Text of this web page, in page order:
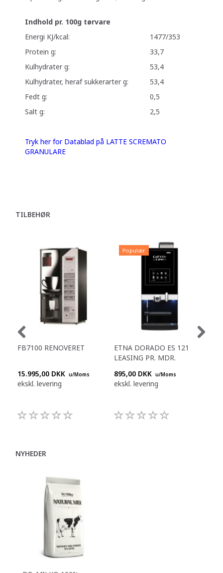
Indhold pr. 100g tørvare
Energi KJ/kcal:
1477/353
Protein g:
33,7
Kulhydrater g:
53,4
Kulhydrater, heraf sukkerarter g:
53,4
Fedt g:
0,5
Salt g:
2,5
Tryk her for Datablad på LATTE SCREMATO
GRANULARE
TILBEHØR
FB7100 RENOVERET
15.995,00 DKK u/Moms
ekskl. levering
Populær
ETNA DORADO ES 121
LEASING PR. MDR.
895,00 DKK u/Moms
ekskl. levering
NYHEDER